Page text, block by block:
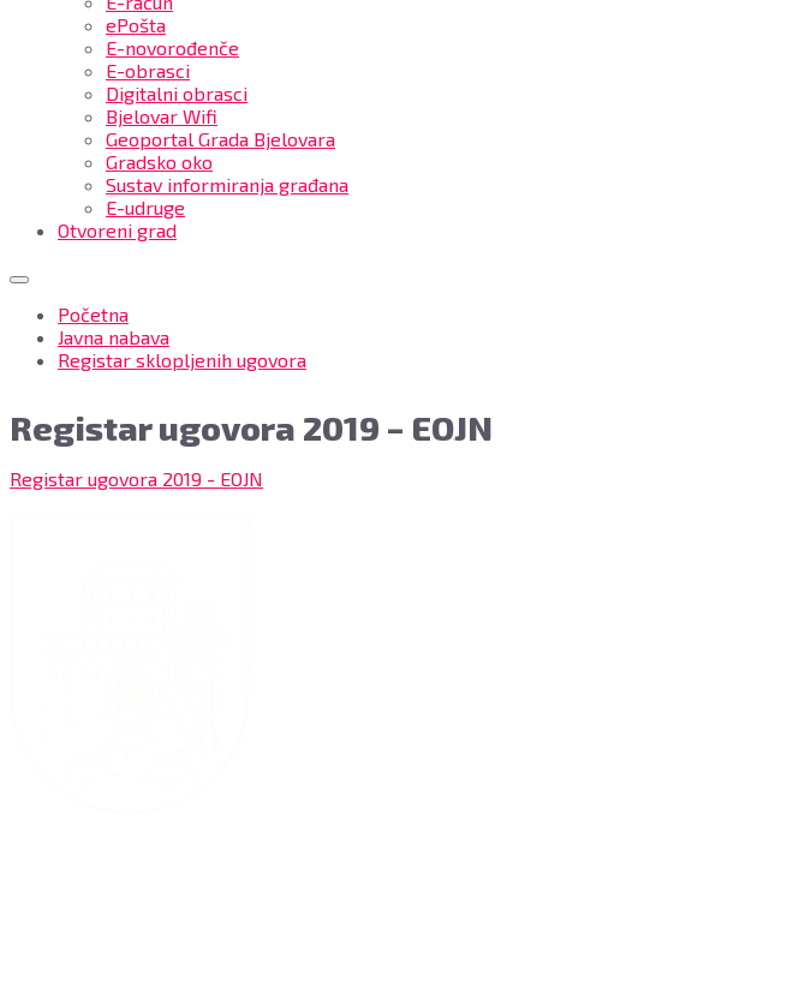
ePošta
E-novorođenče
E-obrasci
Digitalni obrasci
Bjelovar Wifi
Geoportal Grada Bjelovara
Gradsko oko
Sustav informiranja građana
E-udruge
Otvoreni grad
Početna
Javna nabava
Registar sklopljenih ugovora
Registar ugovora 2019 – EOJN
Registar ugovora 2019 - EOJN